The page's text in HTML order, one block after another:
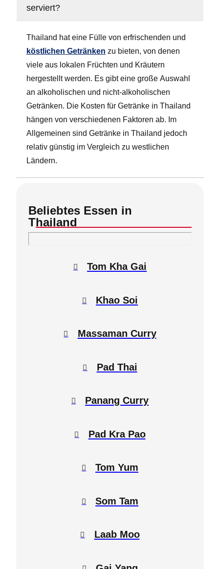
serviert?
Thailand hat eine Fülle von erfrischenden und
köstlichen Getränken zu bieten, von denen
viele aus lokalen Früchten und Kräutern
hergestellt werden. Es gibt eine große Auswahl
an alkoholischen und nicht-alkoholischen
Getränken. Die Kosten für Getränke in Thailand
hängen von verschiedenen Faktoren ab. Im
Allgemeinen sind Getränke in Thailand jedoch
relativ günstig im Vergleich zu westlichen
Ländern.
Beliebtes Essen in
Thailand
Tom Kha Gai
Khao Soi
Massaman Curry
Pad Thai
Panang Curry
Pad Kra Pao
Tom Yum
Som Tam
Laab Moo